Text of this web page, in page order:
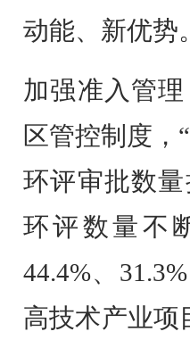
动能、新优势
加强准入管
区管控制度，
环评审批数
环评数量不
44.4%、
高技术产业项